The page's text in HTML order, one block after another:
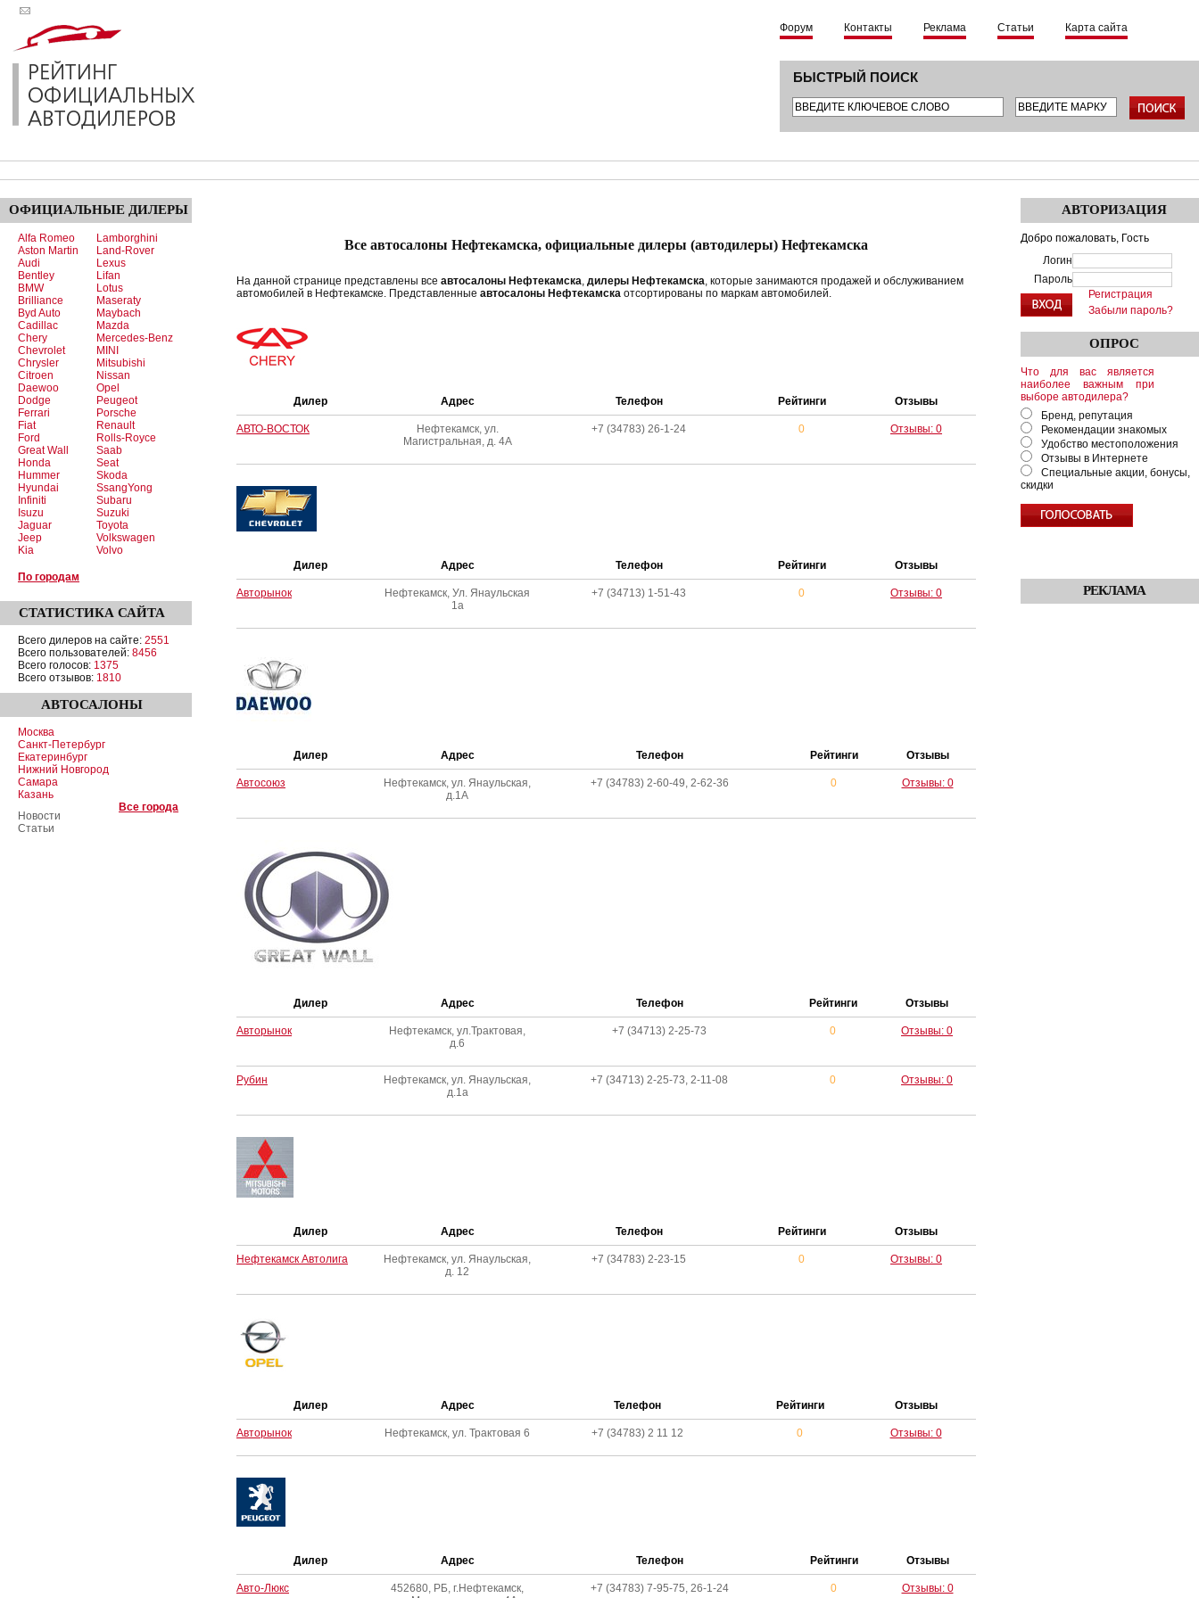
Форум Контакты Реклама Статьи Карта сайта
БЫСТРЫЙ ПОИСК
ОФИЦИАЛЬНЫЕ ДИЛЕРЫ
Alfa Romeo
Aston Martin
Audi
Bentley
BMW
Brilliance
Byd Auto
Cadillac
Chery
Chevrolet
Chrysler
Citroen
Daewoo
Dodge
Ferrari
Fiat
Ford
Great Wall
Honda
Hummer
Hyundai
Infiniti
Isuzu
Jaguar
Jeep
Kia
Lamborghini
Land-Rover
Lexus
Lifan
Lotus
Maseraty
Maybach
Mazda
Mercedes-Benz
MINI
Mitsubishi
Nissan
Opel
Peugeot
Porsche
Renault
Rolls-Royce
Saab
Seat
Skoda
SsangYong
Subaru
Suzuki
Toyota
Volkswagen
Volvo
По городам
СТАТИСТИКА САЙТА
Всего дилеров на сайте: 2551
Всего пользователей: 8456
Всего голосов: 1375
Всего отзывов: 1810
АВТОСАЛОНЫ
Москва
Санкт-Петербург
Екатеринбург
Нижний Новгород
Самара
Казань
Все города
Новости
Статьи
АВТОРИЗАЦИЯ
Добро пожаловать, Гость
Логин
Пароль
Регистрация
Забыли пароль?
ОПРОС
Что для вас является
наиболее важным при
выборе автодилера?
Бренд, репутация
Рекомендации знакомых
Удобство местоположения
Отзывы в Интернете
Специальные акции, бонусы,
скидки
РЕКЛАМА
Все автосалоны Нефтекамска, официальные дилеры (автодилеры) Нефтекамска
На данной странице представлены все автосалоны Нефтекамска, дилеры Нефтекамска, которые занимаются продажей и обслуживанием
автомобилей в Нефтекамске. Представленные автосалоны Нефтекамска отсортированы по маркам автомобилей.
Дилер Адрес Телефон Рейтинги Отзывы
АВТО-ВОСТОК
Нефтекамск, ул.
Магистральная, д. 4А
+7 (34783) 26-1-24 0 Отзывы: 0
Дилер Адрес Телефон Рейтинги Отзывы
Авторынок
Нефтекамск, Ул. Янаульская
1а
+7 (34713) 1-51-43 0 Отзывы: 0
Дилер Адрес Телефон Рейтинги Отзывы
Автосоюз
Нефтекамск, ул. Янаульская,
д.1А
+7 (34783) 2-60-49, 2-62-36 0 Отзывы: 0
Дилер Адрес Телефон Рейтинги Отзывы
Авторынок
Нефтекамск, ул.Трактовая,
д.6
+7 (34713) 2-25-73 0 Отзывы: 0
Рубин
Нефтекамск, ул. Янаульская,
д.1а
+7 (34713) 2-25-73, 2-11-08 0 Отзывы: 0
Дилер Адрес Телефон Рейтинги Отзывы
Нефтекамск Автолига
Нефтекамск, ул. Янаульская,
д. 12
+7 (34783) 2-23-15 0 Отзывы: 0
Дилер Адрес Телефон Рейтинги Отзывы
Авторынок Нефтекамск, ул. Трактовая 6 +7 (34783) 2 11 12 0 Отзывы: 0
Дилер Адрес Телефон Рейтинги Отзывы
Авто-Люкс
452680, РБ, г.Нефтекамск,
+7 (34783) 7-95-75, 26-1-24 0 Отзывы: 0